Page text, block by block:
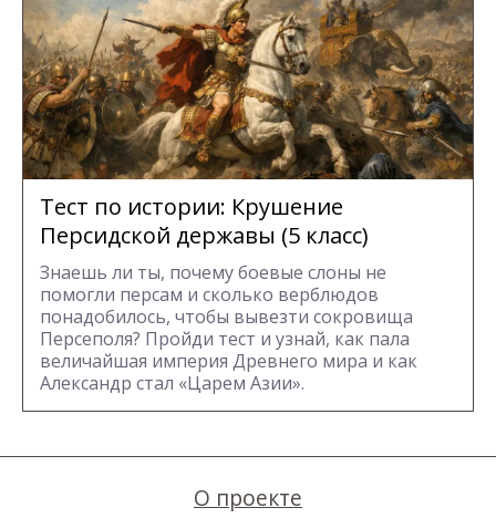
Тест по истории: Крушение
Персидской державы (5 класс)
Знаешь ли ты, почему боевые слоны не
помогли персам и сколько верблюдов
понадобилось, чтобы вывезти сокровища
Персеполя? Пройди тест и узнай, как пала
величайшая империя Древнего мира и как
Александр стал «Царем Азии».
О проекте